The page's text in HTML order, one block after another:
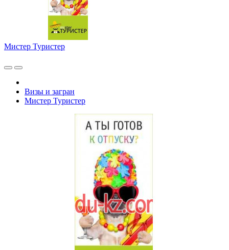
Мистер Туристер
Визы и загран
Мистер Туристер